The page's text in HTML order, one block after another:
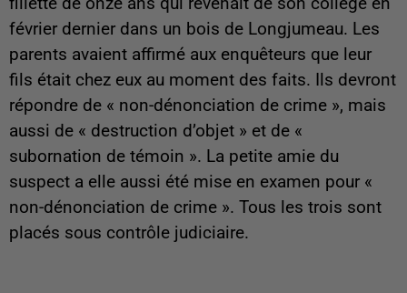
février dernier dans un bois de Longjumeau. Les
parents avaient affirmé aux enquêteurs que leur
fils était chez eux au moment des faits. Ils devront
répondre de « non-dénonciation de crime », mais
aussi de « destruction d’objet » et de «
subornation de témoin ». La petite amie du
suspect a elle aussi été mise en examen pour «
non-dénonciation de crime ». Tous les trois sont
placés sous contrôle judiciaire.